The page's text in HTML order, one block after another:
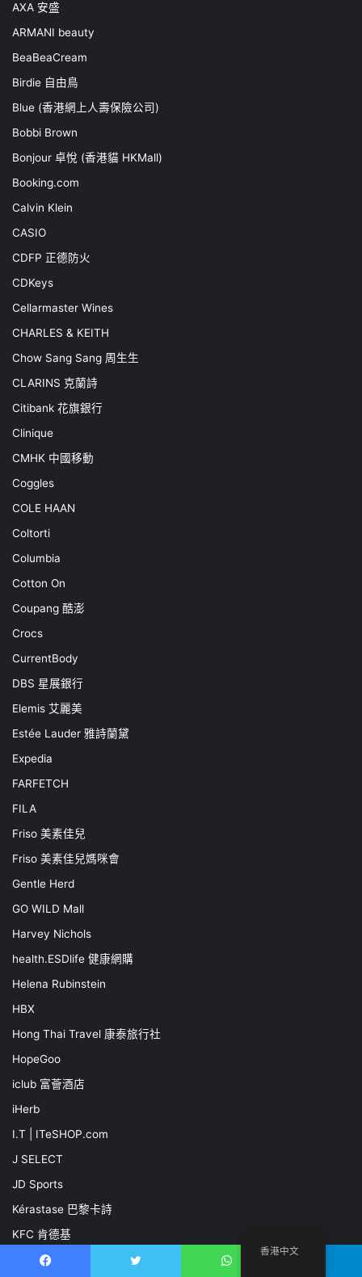
AXA 安盛
ARMANI beauty
BeaBeaCream
Birdie 自由鳥
Blue (香港網上人壽保險公司)
Bobbi Brown
Bonjour 卓悅 (香港貓 HKMall)
Booking.com
Calvin Klein
CASIO
CDFP 正德防火
CDKeys
Cellarmaster Wines
CHARLES & KEITH
Chow Sang Sang 周生生
CLARINS 克蘭詩
Citibank 花旗銀行
Clinique
CMHK 中國移動
Coggles
COLE HAAN
Coltorti
Columbia
Cotton On
Coupang 酷澎
Crocs
CurrentBody
DBS 星展銀行
Elemis 艾麗美
Estée Lauder 雅詩蘭黛
Expedia
FARFETCH
FILA
Friso 美素佳兒
Friso 美素佳兒媽咪會
Gentle Herd
GO WILD Mall
Harvey Nichols
health.ESDlife 健康網購
Helena Rubinstein
HBX
Hong Thai Travel 康泰旅行社
HopeGoo
iclub 富薈酒店
iHerb
I.T | ITeSHOP.com
J SELECT
JD Sports
Kérastase 巴黎卡詩
KFC 肯德基
KKday
香港中文